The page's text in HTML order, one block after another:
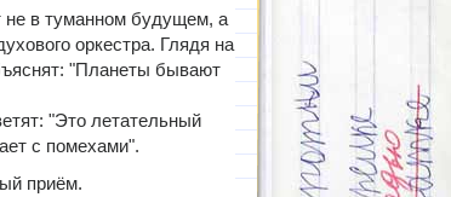
не в туманном будущем, а
оркестра. Глядя на
"Планеты бывают
"Это летательный
с помехами".
приём.